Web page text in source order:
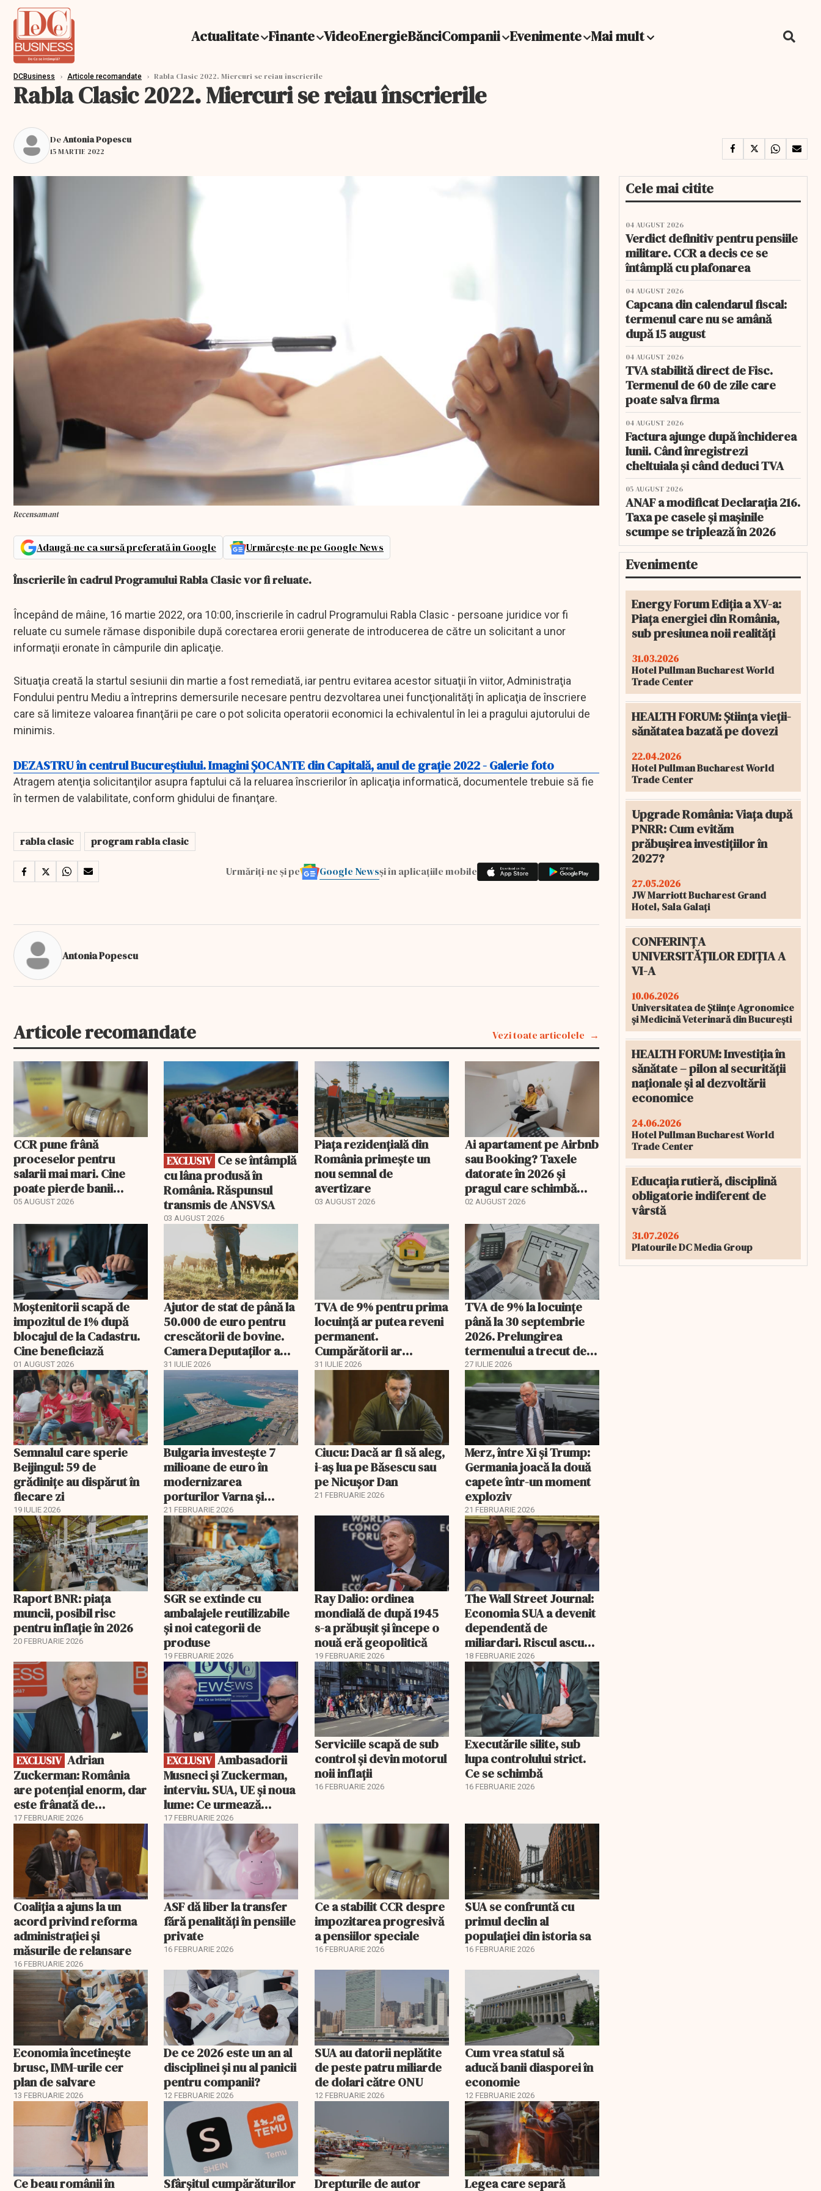
Actualitate Finante VideoEnergieBănciCompanii Evenimente Mai mult
DCBusiness › Articole recomandate › Rabla Clasic 2022. Miercuri se reiau înscrierile
Rabla Clasic 2022. Miercuri se reiau înscrierile
DeAntonia Popescu
15 MARTIE 2022
Recensamant
Adaugă-ne ca sursă preferată în Google Urmărește-ne pe Google News
Înscrierile în cadrul Programului Rabla Clasic vor fi reluate.
Începând de mâine, 16 martie 2022, ora 10:00, înscrierile în cadrul Programului Rabla Clasic - persoane juridice vor fi
reluate cu sumele rămase disponibile după corectarea erorii generate de introducerea de către un solicitant a unor
informaţii eronate în câmpurile din aplicaţie.
Situaţia creată la startul sesiunii din martie a fost remediată, iar pentru evitarea acestor situaţii în viitor, Administraţia
Fondului pentru Mediu a întreprins demersurile necesare pentru dezvoltarea unei funcţionalităţi în aplicaţia de înscriere
care să limiteze valoarea finanţării pe care o pot solicita operatorii economici la echivalentul în lei a pragului ajutorului de
minimis.
DEZASTRU în centrul Bucureștiului. Imagini ŞOCANTE din Capitală, anul de graţie 2022 - Galerie foto
Atragem atenţia solicitanţilor asupra faptului că la reluarea înscrierilor în aplicaţia informatică, documentele trebuie să fie
în termen de valabilitate, conform ghidului de finanţare.
rabla clasic program rabla clasic
Urmăriți-ne și pe Google Newsși în aplicațiile mobile
Antonia Popescu
Articole recomandate Vezi toate articolele
CCR pune frână
proceselor pentru
salarii mai mari. Cine
poate pierde banii
ceruți statului
05 AUGUST 2026
EXCLUSIV
EXCLUSIV
cu lâna produsă în
România. Răspunsul
transmis de ANSVSA
03 AUGUST 2026
Piața rezidențială din
România primește un
nou semnal de
avertizare
03 AUGUST 2026
Ai apartament pe Airbnb
sau Booking? Taxele
datorate în 2026 și
pragul care schimbă
regimul fiscal
02 AUGUST 2026
Moștenitorii scapă de
impozitul de 1% după
blocajul de la Cadastru.
Cine beneficiază
01 AUGUST 2026
Ajutor de stat de până la
50.000 de euro pentru
crescătorii de bovine.
Camera Deputaților a
aprobat schema
31 IULIE 2026
TVA de 9% pentru prima
locuință ar putea reveni
permanent.
Cumpărătorii ar
economisi zeci de mii de
31 IULIE 2026
TVA de 9% la locuințe
până la 30 septembrie
2026. Prelungirea
termenului a trecut de
comisia din Parlament
27 IULIE 2026
Semnalul care sperie
Beijingul: 59 de
grădinițe au dispărut în
fiecare zi
19 IULIE 2026
Bulgaria investește 7
milioane de euro în
modernizarea
porturilor Varna și
Burgas
21 FEBRUARIE 2026
Ciucu: Dacă ar fi să aleg,
i-aș lua pe Băsescu sau
pe Nicușor Dan
21 FEBRUARIE 2026
Merz, între Xi și Trump:
Germania joacă la două
capete într-un moment
exploziv
21 FEBRUARIE 2026
Raport BNR: piața
muncii, posibil risc
pentru inflație în 2026
20 FEBRUARIE 2026
SGR se extinde cu
ambalajele reutilizabile
și noi categorii de
produse
19 FEBRUARIE 2026
Ray Dalio: ordinea
mondială de după 1945
s-a prăbușit și începe o
nouă eră geopolitică
19 FEBRUARIE 2026
The Wall Street Journal:
Economia SUA a devenit
dependentă de
miliardari. Riscul ascuns
pentru burse și consum
18 FEBRUARIE 2026
EXCLUSIV
EXCLUSIV
Zuckerman: România
are potențial enorm, dar
este frânată de
corupție, companii de
stat și influența
propagandei ruse
17 FEBRUARIE 2026
EXCLUSIV
EXCLUSIV Ambasadorii
Musneci și Zuckerman,
interviu. SUA, UE și noua
lume: Ce urmează
pentru România
17 FEBRUARIE 2026
Serviciile scapă de sub
control și devin motorul
noii inflații
16 FEBRUARIE 2026
Executările silite, sub
lupa controlului strict.
Ce se schimbă
16 FEBRUARIE 2026
Coaliția a ajuns la un
acord privind reforma
administrației și
măsurile de relansare
16 FEBRUARIE 2026
ASF dă liber la transfer
fără penalități în pensiile
private
16 FEBRUARIE 2026
Ce a stabilit CCR despre
impozitarea progresivă
a pensiilor speciale
16 FEBRUARIE 2026
SUA se confruntă cu
primul declin al
populației din istoria sa
16 FEBRUARIE 2026
Economia încetinește
brusc, IMM-urile cer
plan de salvare
13 FEBRUARIE 2026
De ce 2026 este un an al
disciplinei și nu al panicii
pentru companii?
12 FEBRUARIE 2026
SUA au datorii neplătite
de peste patru miliarde
de dolari către ONU
12 FEBRUARIE 2026
Cum vrea statul să
aducă banii diasporei în
economie
12 FEBRUARIE 2026
Ce beau românii în
Sfârșitul cumpărăturilor
Drepturile de autor
Legea care separă
Cele mai citite
04 AUGUST 2026
Verdict definitiv pentru pensiile
militare. CCR a decis ce se
întâmplă cu plafonarea
04 AUGUST 2026
Capcana din calendarul fiscal:
termenul care nu se amână
după 15 august
04 AUGUST 2026
TVA stabilită direct de Fisc.
Termenul de 60 de zile care
poate salva firma
04 AUGUST 2026
Factura ajunge după închiderea
lunii. Când înregistrezi
cheltuiala și când deduci TVA
05 AUGUST 2026
ANAF a modificat Declarația 216.
Taxa pe casele și mașinile
scumpe se triplează în 2026
Evenimente
Energy Forum Ediția a XV-a:
Piața energiei din România,
sub presiunea noii realități
31.03.2026
Hotel Pullman Bucharest World
Trade Center
HEALTH FORUM: Știința vieții-
sănătatea bazată pe dovezi
22.04.2026
Hotel Pullman Bucharest World
Trade Center
Upgrade România: Viața după
PNRR: Cum evităm
prăbușirea investițiilor în
2027?
27.05.2026
JW Marriott Bucharest Grand
Hotel, Sala Galați
CONFERINȚA
UNIVERSITĂȚILOR EDIȚIA A
VI-A
10.06.2026
Universitatea de Științe Agronomice
și Medicină Veterinară din București
HEALTH FORUM: Investiția în
sănătate – pilon al securității
naționale și al dezvoltării
economice
24.06.2026
Hotel Pullman Bucharest World
Trade Center
Educația rutieră, disciplină
obligatorie indiferent de
vârstă
31.07.2026
Platourile DC Media Group